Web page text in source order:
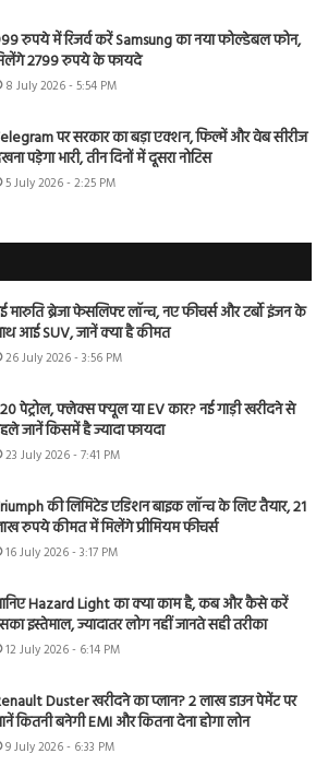
रुपये में रिजर्व करें Samsung का नया फोल्डेबल फोन,
2799 रुपये के फायदे
8 July 2026 - 5:54 PM
पर सरकार का बड़ा एक्शन, फिल्में और वेब सीरीज
पड़ेगा भारी, तीन दिनों में दूसरा नोटिस
5 July 2026 - 2:25 PM
मारुति ब्रेजा फेसलिफ्ट लॉन्च, नए फीचर्स और टर्बो इंजन के
आई SUV, जानें क्या है कीमत
26 July 2026 - 3:56 PM
पेट्रोल, फ्लेक्स फ्यूल या EV कार? नई गाड़ी खरीदने से
जानें किसमें है ज्यादा फायदा
23 July 2026 - 7:41 PM
की लिमिटेड एडिशन बाइक लॉन्च के लिए तैयार, 21
रुपये कीमत में मिलेंगे प्रीमियम फीचर्स
16 July 2026 - 3:17 PM
Hazard Light का क्या काम है, कब और कैसे करें
इस्तेमाल, ज्यादातर लोग नहीं जानते सही तरीका
12 July 2026 - 6:14 PM
Duster खरीदने का प्लान? 2 लाख डाउन पेमेंट पर
कितनी बनेगी EMI और कितना देना होगा लोन
9 July 2026 - 6:33 PM